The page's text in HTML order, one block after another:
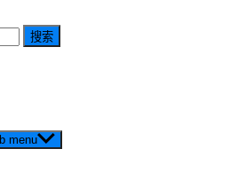
搜索
menu